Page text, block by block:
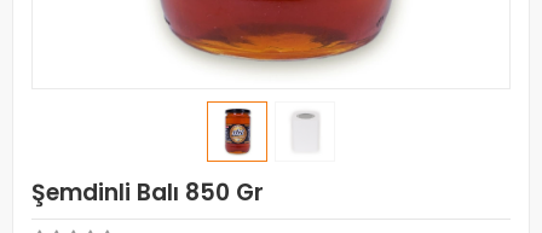
Şemdinli Balı 850 Gr